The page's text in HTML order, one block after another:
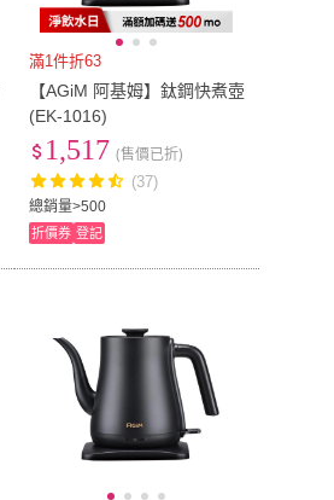
滿1件折63
【AGiM 阿基姆】鈦鋼快煮壺
(EK-1016)
總銷量>500
1,517 (售價已折)
(37)
折價券 登記